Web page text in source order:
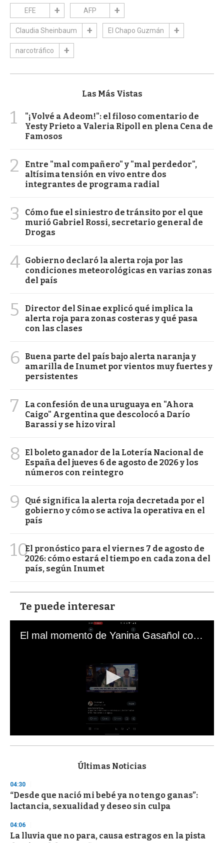
EFE AFP
Claudia Sheinbaum El Chapo Guzmán
narcotráfico
Las Más Vistas
1
"¡Volvé a Adeom!": el filoso comentario de
Yesty Prieto a Valeria Ripoll en plena Cena de
Famosos
2
Entre "mal compañero" y "mal perdedor",
altísima tensión en vivo entre dos
integrantes de programa radial
3
Cómo fue el siniestro de tránsito por el que
murió Gabriel Rossi, secretario general de
Drogas
4 Gobierno declaró la alerta roja por las
condiciones meteorológicas en varias zonas
del país
5
Director del Sinae explicó qué implica la
alerta roja para zonas costeras y qué pasa
con las clases
6
Buena parte del país bajo alerta naranja y
amarilla de Inumet por vientos muy fuertes y
persistentes
7
La confesión de una uruguaya en "Ahora
Caigo" Argentina que descolocó a Darío
Barassi y se hizo viral
8
El boleto ganador de la Lotería Nacional de
España del jueves 6 de agosto de 2026 y los
números con reintegro
9
Qué significa la alerta roja decretada por el
gobierno y cómo se activa la operativa en el
país
10El pronóstico para el viernes 7 de agosto de
2026: cómo estará el tiempo en cada zona del
país, según Inumet
Te puede interesar
El mal momento de Yanina Gasañol con un hincha argentino en "Subrayado"
s
d
s
o
f
3
s
Últimas Noticias
04:30
“Desde que nació mi bebé ya no tengo ganas”:
lactancia, sexualidad y deseo sin culpa
04:06
La lluvia que no para, causa estragos en la pista